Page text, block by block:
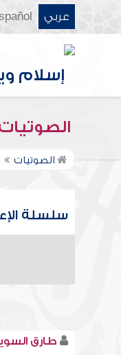
عربي
الصوتيات
سلسلة
طارق